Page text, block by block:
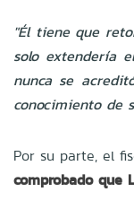
"Él tiene que
solo extendería
nunca se
conocimiento de
Por su parte, el
comprobado que